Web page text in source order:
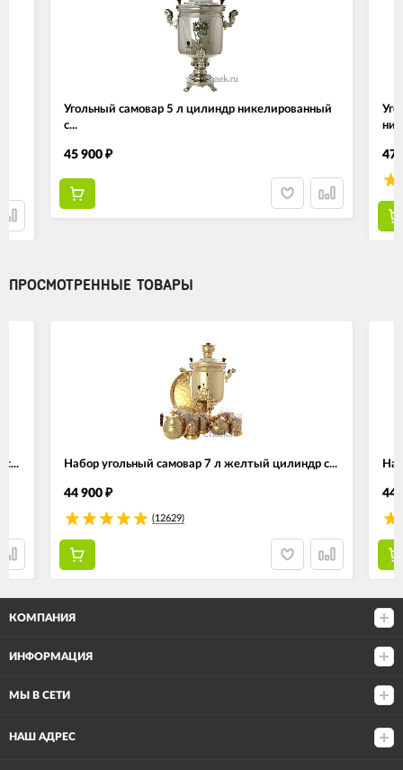
Угольный самовар 5 л цилиндр никелированный
с...
45 900 ₽ 47
ПРОСМОТРЕННЫЕ ТОВАРЫ
с... Набор угольный самовар 7 л желтый цилиндр с...
44 900 ₽
(12629)
44
КОМПАНИЯ
ИНФОРМАЦИЯ
МЫ В СЕТИ
НАШ АДРЕС